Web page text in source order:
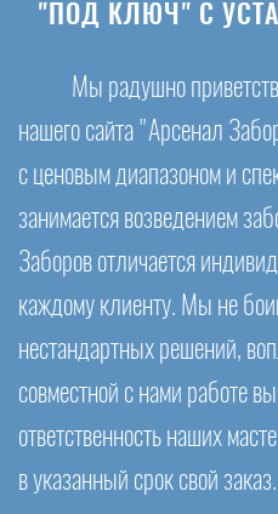
"ПОД КЛЮЧ" С
Мы радушно
нашего сайта "Арсенал
с ценовым диапазоном и
занимается возведением
Заборов отличается
каждому клиенту. Мы не
нестандартных решений,
совместной с нами работе
ответственность наших
в указанный срок свой заказ.